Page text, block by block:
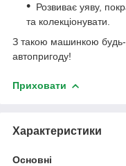
Розвиває уяву,
та колекціонувати.
З такою машинкою будь-
автопригоду!
Приховати
Характеристики
Основні